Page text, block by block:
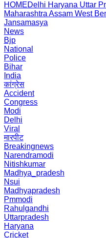
HOMEDelhi Haryana Uttar
Maharashtra Assam West
Jansamasya
News
Bjp
National
Police
Bihar
India
कांग्रेस
Accident
Congress
Modi
Delhi
Viral
मारपीट
Breakingnews
Narendramodi
Nitishkumar
Madhya_pradesh
Nsui
Madhyapradesh
Pmmodi
Rahulgandhi
Uttarpradesh
Haryana
Cricket